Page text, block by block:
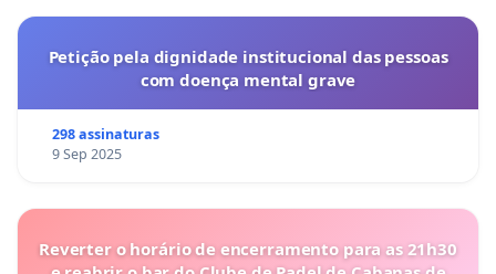
Petição pela dignidade institucional das pessoas
com doença mental grave
298 assinaturas
9 Sep 2025
Reverter o horário de encerramento para as 21h30